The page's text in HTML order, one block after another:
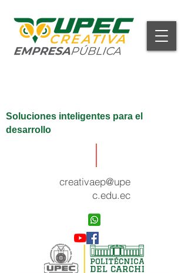
Soluciones inteligentes para el
desarrollo
creativaep@upe
c.edu.ec